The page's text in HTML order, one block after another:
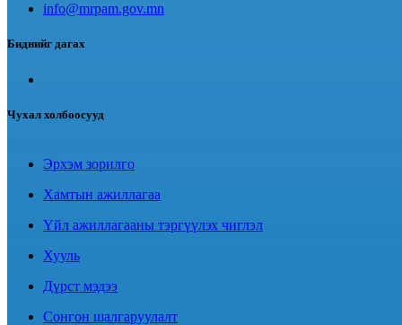
info@mrpam.gov.mn
Биднийг дагах
Чухал холбоосууд
Эрхэм зорилго
Хамтын ажиллагаа
Үйл ажиллагааны тэргүүлэх чиглэл
Хууль
Дүрст мэдээ
Сонгон шалгаруулалт